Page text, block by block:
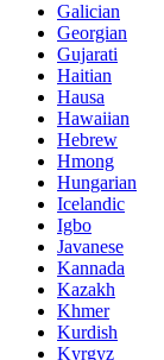
Galician
Georgian
Gujarati
Haitian
Hausa
Hawaiian
Hebrew
Hmong
Hungarian
Icelandic
Igbo
Javanese
Kannada
Kazakh
Khmer
Kurdish
Kyrgyz